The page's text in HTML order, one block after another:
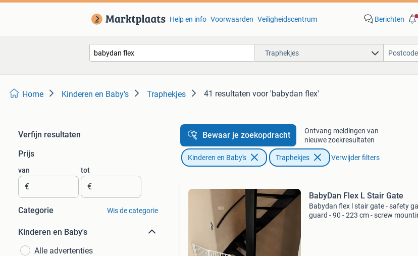
Help en info Voorwaarden Veiligheidscentrum Berichten
Traphekjes
Home Kinderen en Baby's Traphekjes 41 resultaten voor 'babydan flex'
Verfijn resultaten
Prijs
van
€
tot
€
Categorie Wis de categorie
Kinderen en Baby's
Alle advertenties
Bewaar je zoekopdracht
Ontvang meldingen van
nieuwe zoekresultaten
Kinderen en Baby's Traphekjes Verwijder filters
BabyDan Flex L Stair Gate
Babydan flex l stair gate - safety
guard - 90 - 223 cm - screw